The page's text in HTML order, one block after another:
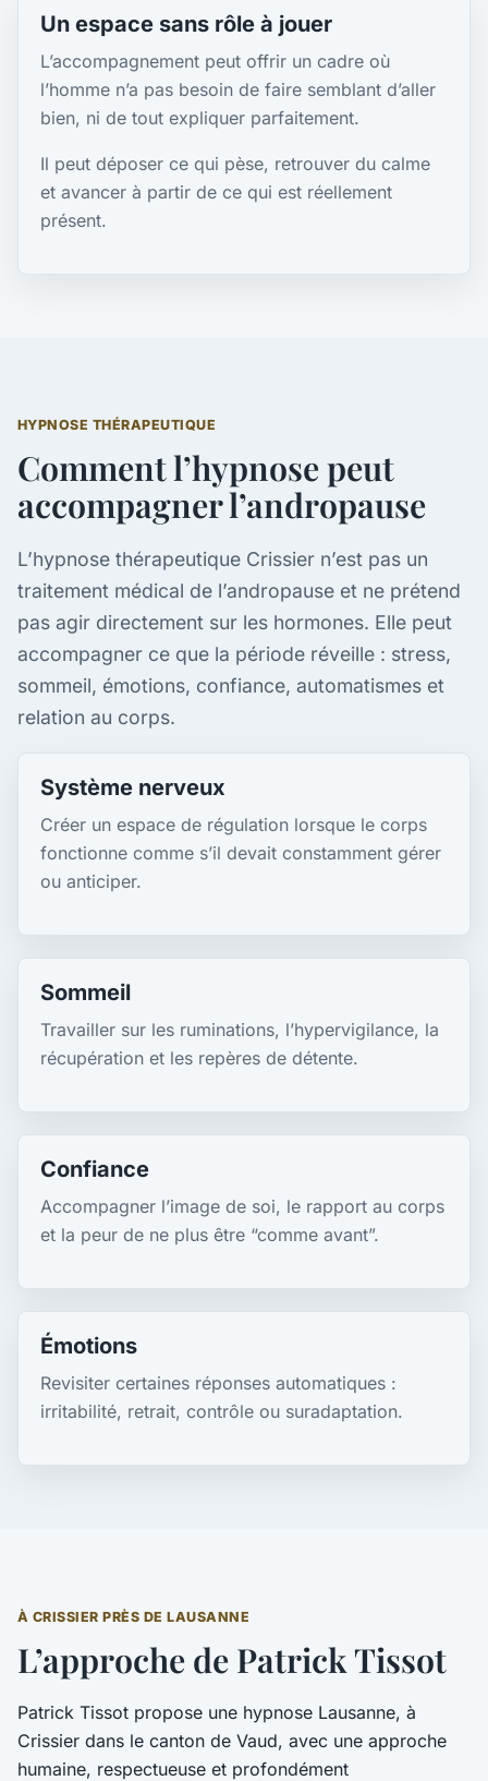
Un espace sans rôle à jouer
L’accompagnement peut offrir un cadre où
l’homme n’a pas besoin de faire semblant d’aller
bien, ni de tout expliquer parfaitement.
Il peut déposer ce qui pèse, retrouver du calme
et avancer à partir de ce qui est réellement
présent.
HYPNOSE THÉRAPEUTIQUE
Comment l’hypnose peut
accompagner l’andropause
L’hypnose thérapeutique Crissier n’est pas un
traitement médical de l’andropause et ne prétend
pas agir directement sur les hormones. Elle peut
accompagner ce que la période réveille : stress,
sommeil, émotions, confiance, automatismes et
relation au corps.
Système nerveux
Créer un espace de régulation lorsque le corps
fonctionne comme s’il devait constamment gérer
ou anticiper.
Sommeil
Travailler sur les ruminations, l’hypervigilance, la
récupération et les repères de détente.
Confiance
Accompagner l’image de soi, le rapport au corps
et la peur de ne plus être “comme avant”.
Émotions
Revisiter certaines réponses automatiques :
irritabilité, retrait, contrôle ou suradaptation.
À CRISSIER PRÈS DE LAUSANNE
L’approche de Patrick Tissot
Patrick Tissot propose une hypnose Lausanne, à
Crissier dans le canton de Vaud, avec une approche
humaine, respectueuse et profondément